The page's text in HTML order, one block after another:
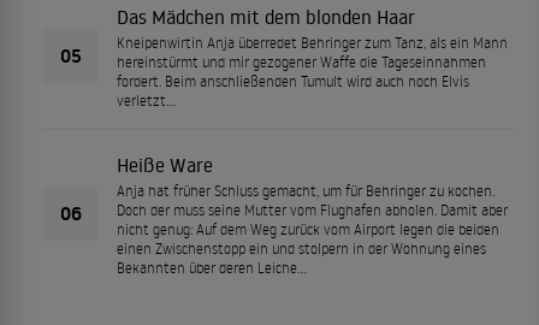
05
Das Mädchen mit dem blonden Haar
Kneipenwirtin Anja überredet Behringer zum Tanz, als ein Mann
hereinstürmt und mir gezogener Waffe die Tageseinnahmen
fordert. Beim anschließenden Tumult wird auch noch Elvis
verletzt…
06
Heiße Ware
Anja hat früher Schluss gemacht, um für Behringer zu kochen.
Doch der muss seine Mutter vom Flughafen abholen. Damit aber
nicht genug: Auf dem Weg zurück vom Airport legen die beiden
einen Zwischenstopp ein und stolpern in der Wohnung eines
Bekannten über deren Leiche...